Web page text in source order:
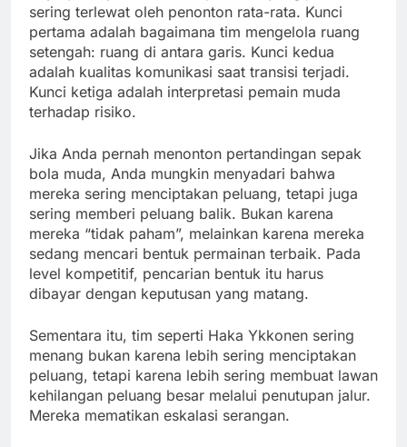
sering terlewat oleh penonton rata-rata. Kunci
pertama adalah bagaimana tim mengelola ruang
setengah: ruang di antara garis. Kunci kedua
adalah kualitas komunikasi saat transisi terjadi.
Kunci ketiga adalah interpretasi pemain muda
terhadap risiko.
Jika Anda pernah menonton pertandingan sepak
bola muda, Anda mungkin menyadari bahwa
mereka sering menciptakan peluang, tetapi juga
sering memberi peluang balik. Bukan karena
mereka “tidak paham”, melainkan karena mereka
sedang mencari bentuk permainan terbaik. Pada
level kompetitif, pencarian bentuk itu harus
dibayar dengan keputusan yang matang.
Sementara itu, tim seperti Haka Ykkonen sering
menang bukan karena lebih sering menciptakan
peluang, tetapi karena lebih sering membuat lawan
kehilangan peluang besar melalui penutupan jalur.
Mereka mematikan eskalasi serangan.